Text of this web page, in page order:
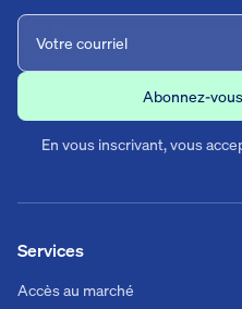
En vous inscrivant, vous
Services
Accès au marché